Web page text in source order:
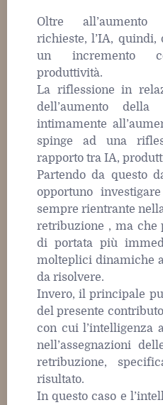
Oltre all’aumento
richieste, l’IA, quindi,
un incremento
produttività.
La riflessione in
dell’aumento della
intimamente
spinge ad una
rapporto tra IA,
Partendo da questo
opportuno
sempre rientrante
retribuzione , ma che
di portata più
molteplici dinamiche
da risolvere.
Invero, il principale
del presente
con cui l’intelligenza
nell’assegnazioni
retribuzione,
risultato.
In questo caso e